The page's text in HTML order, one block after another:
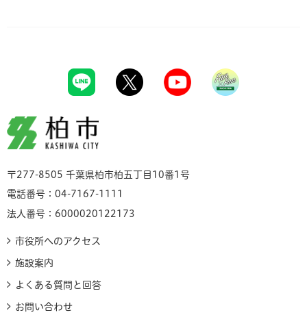
柏市
〒277-8505 千葉県柏市柏五丁目10番1号
電話番号：04-7167-1111
法人番号：6000020122173
市役所へのアクセス
施設案内
よくある質問と回答
お問い合わせ